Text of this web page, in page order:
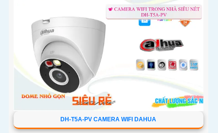
DH-T5A-PV CAMERA WIFI DAHUA